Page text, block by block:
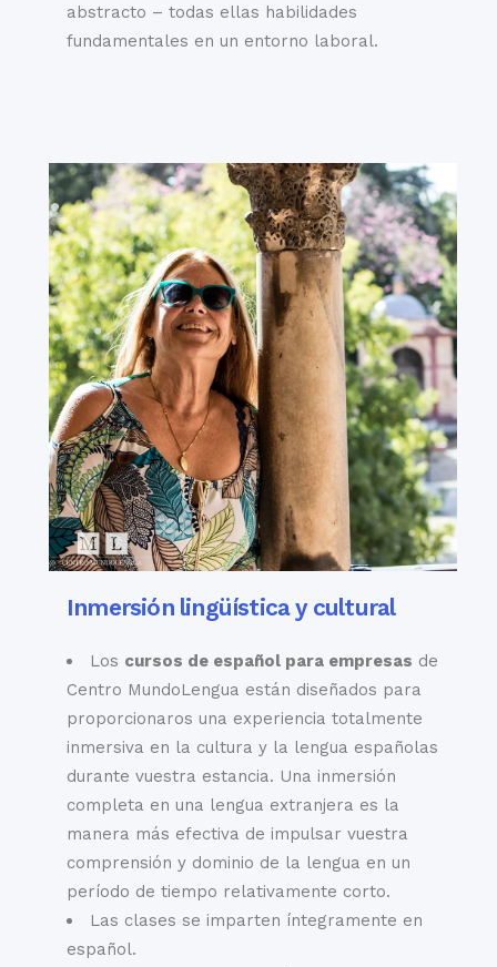
Conforme se
abstracto – todas ellas habilidades
fundamentales en un entorno laboral.
Inmersión lingüística y cultural
Los cursos de español para empresas de
Centro MundoLengua están diseñados para
proporcionaros una experiencia totalmente
inmersiva en la cultura y la lengua españolas
durante vuestra estancia. Una inmersión
completa en una lengua extranjera es la
manera más efectiva de impulsar vuestra
comprensión y dominio de la lengua en un
período de tiempo relativamente corto.
Las clases se imparten íntegramente en
español.